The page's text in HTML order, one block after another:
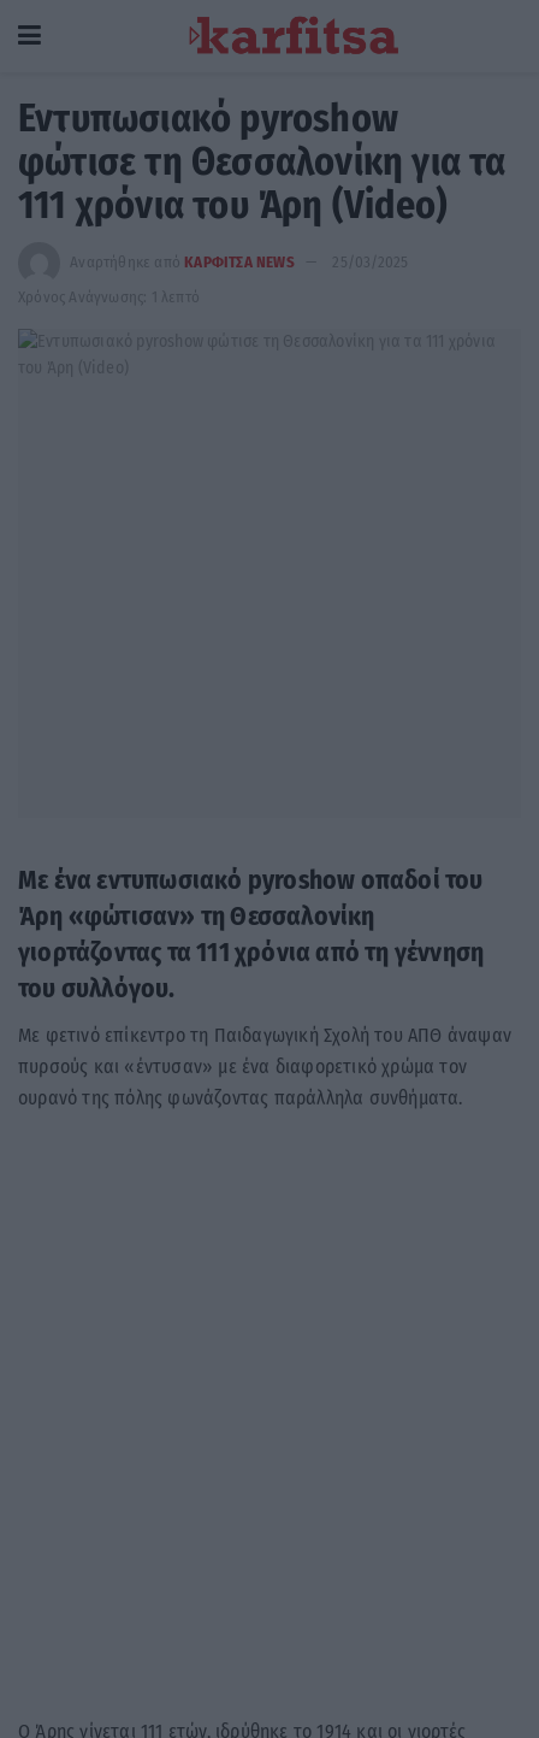
Εντυπωσιακό pyroshow
φώτισε τη Θεσσαλονίκη για τα
111 χρόνια του Άρη (Video)
Αναρτήθηκε από ΚΑΡΦΙΤΣΑ NEWS
25/03/2025
Χρόνος Ανάγνωσης: 1 λεπτό
Με ένα εντυπωσιακό pyroshow οπαδοί του
Άρη «φώτισαν» τη Θεσσαλονίκη
γιορτάζοντας τα 111 χρόνια από τη γέννηση
του συλλόγου.
Με φετινό επίκεντρο τη Παιδαγωγική Σχολή του ΑΠΘ άναψαν
πυρσούς και «έντυσαν» με ένα διαφορετικό χρώμα τον
ουρανό της πόλης φωνάζοντας παράλληλα συνθήματα.
Ο Άρης γίνεται 111 ετών, ιδρύθηκε το 1914 και οι γιορτές